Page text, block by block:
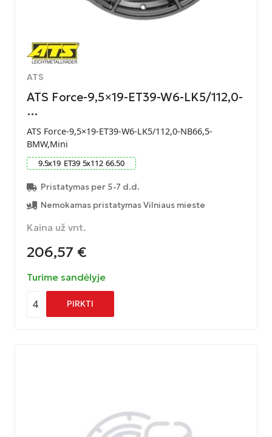
ATS
ATS Force-9,5×19-ET39-W6-LK5/112,0-
…
ATS Force-9,5×19-ET39-W6-LK5/112,0-NB66,5-
BMW,Mini
9.5x19 ET39 5x112 66.50
Pristatymas per 5-7 d.d.
Nemokamas pristatymas Vilniaus mieste
Kaina už vnt.
206,57 €
Turime sandėlyje
4 PIRKTI